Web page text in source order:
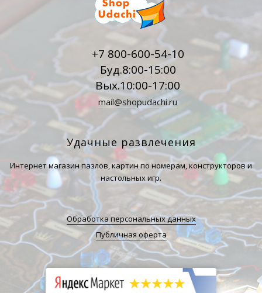
+7 800-600-54-10
Буд.8:00-15:00
Вых.10:00-17:00
mail@shopudachi.ru
Удачные развлечения
Интернет магазин пазлов, картин по номерам, конструкторов и
настольных игр.
Обработка персональных данных
Публичная оферта